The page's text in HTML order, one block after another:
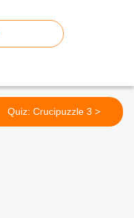
Quiz: Crucipuzzle 3 >